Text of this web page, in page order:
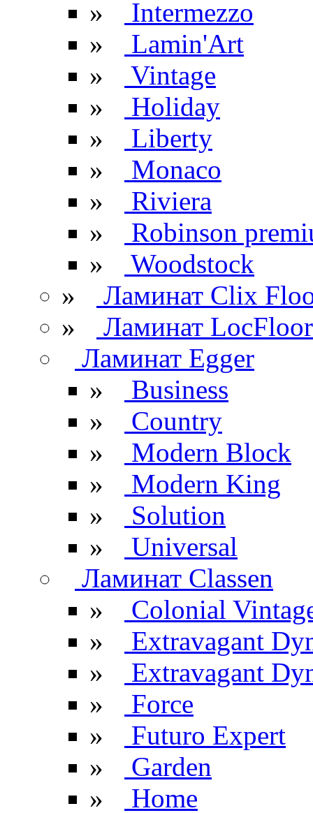
»
Intermezzo
»
Lamin'Art
»
Vintage
»
Holiday
»
Liberty
»
Monaco
»
Riviera
»
Robinson
»
Woodstock
»
Ламинат Clix
»
Ламинат LocFloor
Ламинат Egger
»
Business
»
Country
»
Modern Block
»
Modern King
»
Solution
»
Universal
Ламинат Classen
»
Colonial
»
Extravagant
»
Extravagant
»
Force
»
Futuro Expert
»
Garden
»
Home